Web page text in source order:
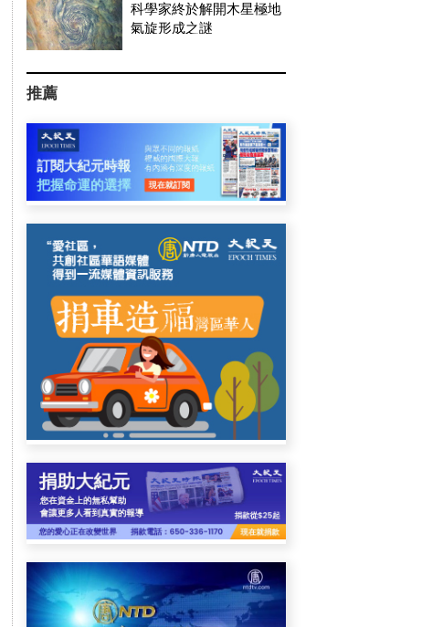
科學家終於解開木星極地
氣旋形成之謎
推薦